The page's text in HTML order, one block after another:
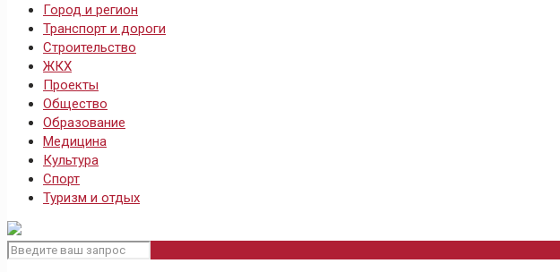
Город и регион
Транспорт и дороги
Строительство
ЖКХ
Проекты
Общество
Образование
Медицина
Культура
Спорт
Туризм и отдых